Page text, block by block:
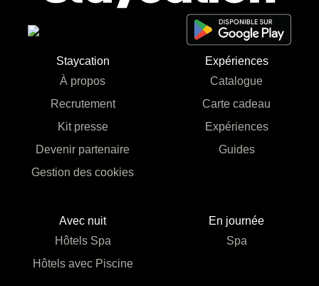
Staycation
À propos
Recrutement
Kit presse
Devenir partenaire
Gestion des cookies
Expériences
Catalogue
Carte cadeau
Expériences
Guides
Avec nuit
Hôtels Spa
Hôtels avec Piscine
En journée
Spa